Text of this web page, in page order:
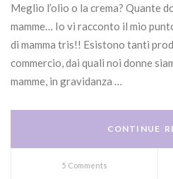
Meglio l’olio o la crema? Quante
mamme… Io vi racconto il mio
di mamma tris!! Esistono tanti
commercio, dai quali noi donne
mamme, in gravidanza …
CONTINUE
5 Comments